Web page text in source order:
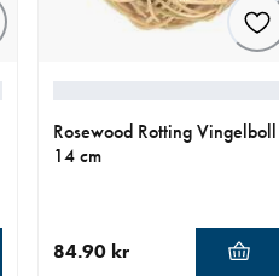
Rosewood Rotting Vingelboll
14 cm
84.90 kr